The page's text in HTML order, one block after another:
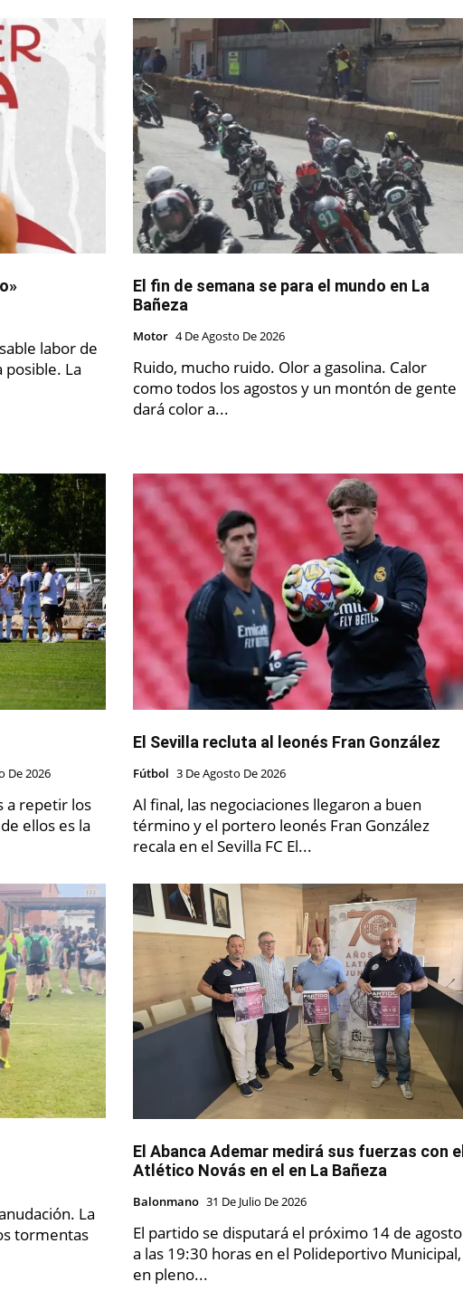
labor de
La
El fin de semana se para el mundo en La
Bañeza
Motor 4 De Agosto De 2026
Ruido, mucho ruido. Olor a gasolina. Calor
como todos los agostos y un montón de gente
dará color a...
De 2026
a repetir los
ellos es la
El Sevilla recluta al leonés Fran González
Fútbol 3 De Agosto De 2026
Al final, las negociaciones llegaron a buen
término y el portero leonés Fran González
recala en el Sevilla FC El...
La
tormentas
El Abanca Ademar medirá sus fuerzas con el
Atlético Novás en el en La Bañeza
Balonmano 31 De Julio De 2026
El partido se disputará el próximo 14 de agosto
a las 19:30 horas en el Polideportivo Municipal,
en pleno...